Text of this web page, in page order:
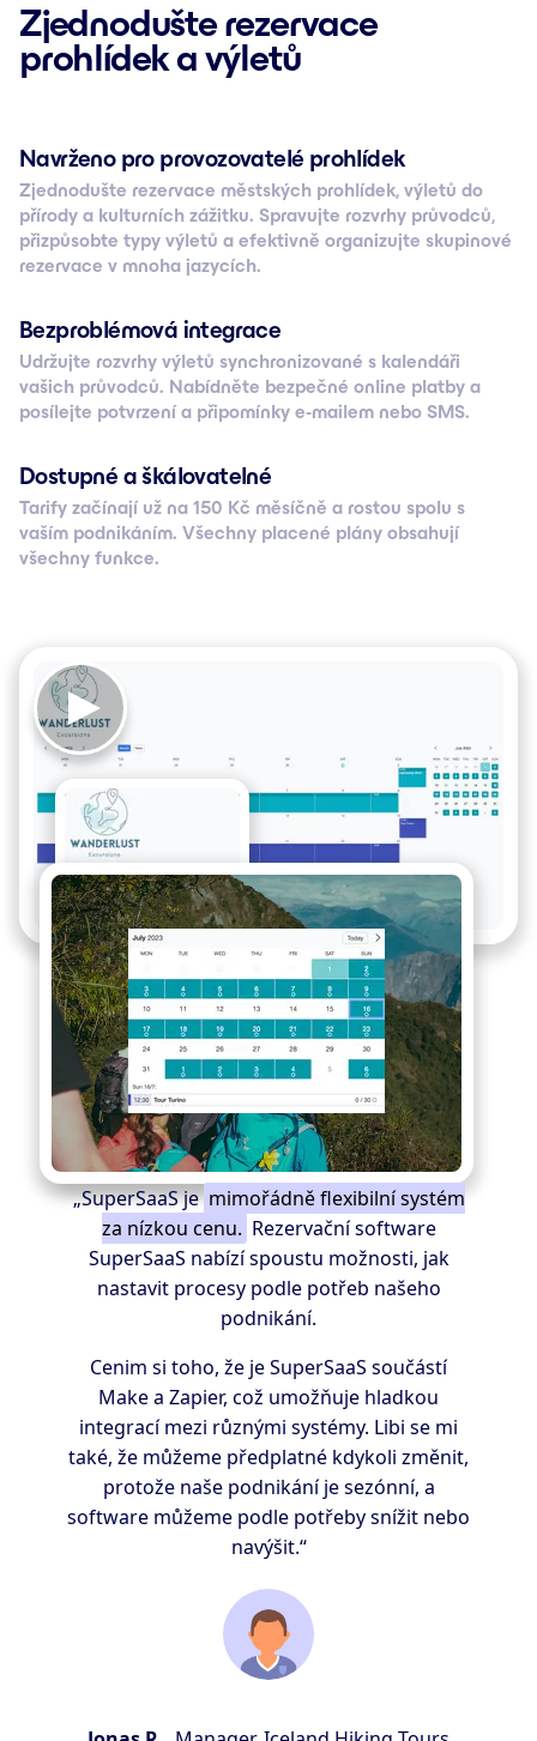
Zjednodušte rezervace
prohlídek a výletů
Navrženo pro provozovatelé prohlídek
Zjednodušte rezervace městských prohlídek, výletů do
přírody a kulturních zážitku. Spravujte rozvrhy průvodců,
přizpůsobte typy výletů a efektivně organizujte skupinové
rezervace v mnoha jazycích.
Bezproblémová integrace
Udržujte rozvrhy výletů synchronizované s kalendáři
vašich průvodců. Nabídněte bezpečné online platby a
posílejte potvrzení a připomínky e-mailem nebo SMS.
Dostupné a škálovatelné
Tarify začínají už na 150 Kč měsíčně a rostou spolu s
vaším podnikáním. Všechny placené plány obsahují
všechny funkce.
„SuperSaaS je mimořádně flexibilní systém
za nízkou cenu. Rezervační software
SuperSaaS nabízí spoustu možnosti, jak
nastavit procesy podle potřeb našeho
podnikání.
Cenim si toho, že je SuperSaaS součástí
Make a Zapier, což umožňuje hladkou
integrací mezi různými systémy. Libi se mi
také, že můžeme předplatné kdykoli změnit,
protože naše podnikání je sezónní, a
software můžeme podle potřeby snížit nebo
navýšit.“